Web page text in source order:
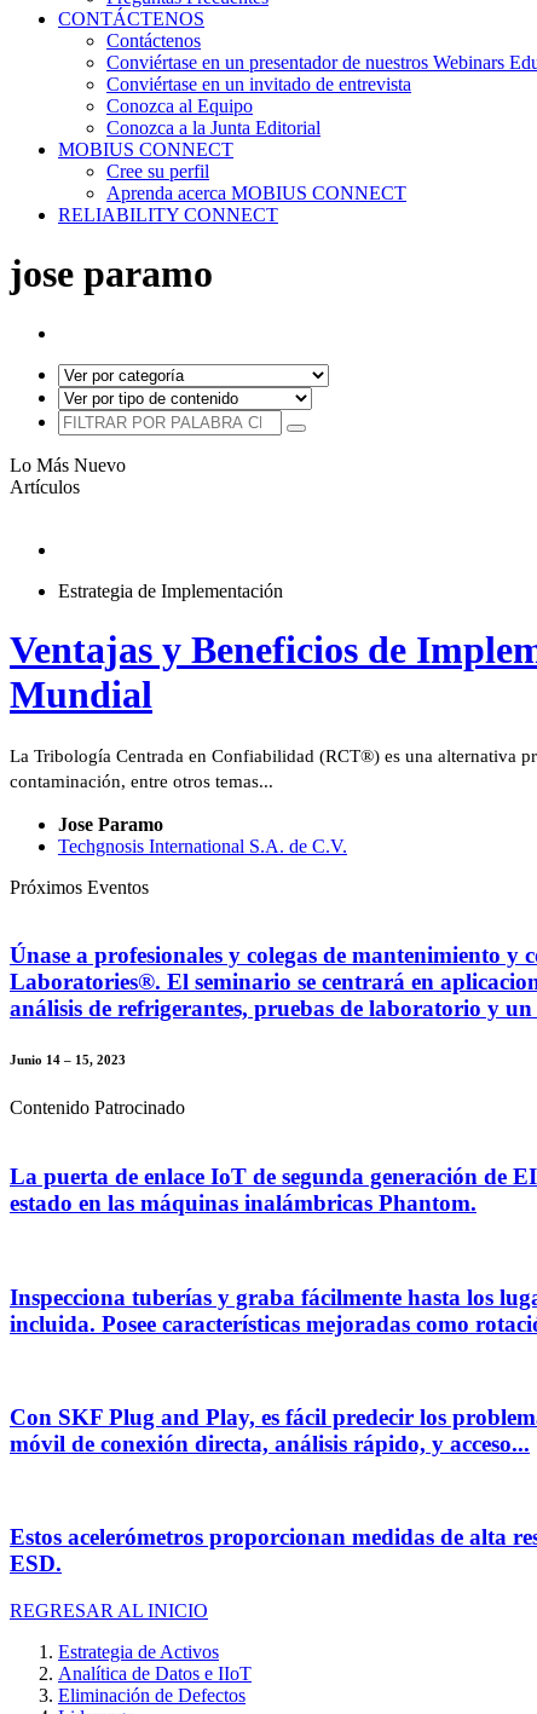
CONTÁCTENOS
Contáctenos
Conviértase en un presentador de nuestros Webinars
Conviértase en un invitado de entrevista
Conozca al Equipo
Conozca a la Junta Editorial
MOBIUS CONNECT
Cree su perfil
Aprenda acerca MOBIUS CONNECT
RELIABILITY CONNECT
jose paramo
Lo Más Nuevo
Artículos
Estrategia de Implementación
Ventajas y Beneficios de
Mundial
La Tribología Centrada en Confiabilidad (RCT®) es una alternativa
contaminación, entre otros temas...
Jose Paramo
Techgnosis International S.A. de C.V.
Próximos Eventos
Únase a profesionales y colegas de mantenimiento
Laboratories®. El seminario se centrará en
análisis de refrigerantes, pruebas de laboratorio y
Junio 14 – 15, 2023
Contenido Patrocinado
La puerta de enlace IoT de segunda generación de
estado en las máquinas inalámbricas Phantom.
Inspecciona tuberías y graba fácilmente hasta los
incluida. Posee características mejoradas como
Con SKF Plug and Play, es fácil predecir los
móvil de conexión directa, análisis rápido, y acceso...
Estos acelerómetros proporcionan medidas de alta
ESD.
REGRESAR AL INICIO
Estrategia de Activos
Analítica de Datos e IIoT
Eliminación de Defectos